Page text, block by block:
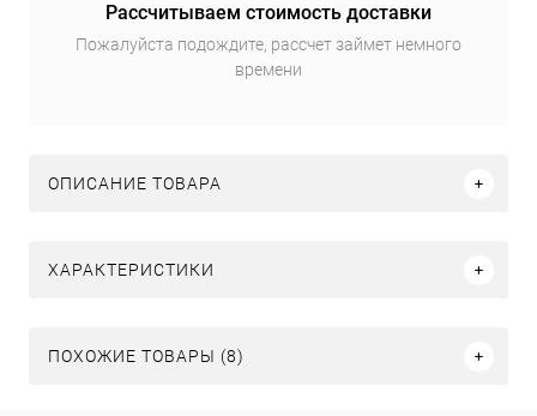
Рассчитываем стоимость доставки
Пожалуйста подождите, рассчет займет немного
времени
ОПИСАНИЕ ТОВАРА
ХАРАКТЕРИСТИКИ
ПОХОЖИЕ ТОВАРЫ (8)